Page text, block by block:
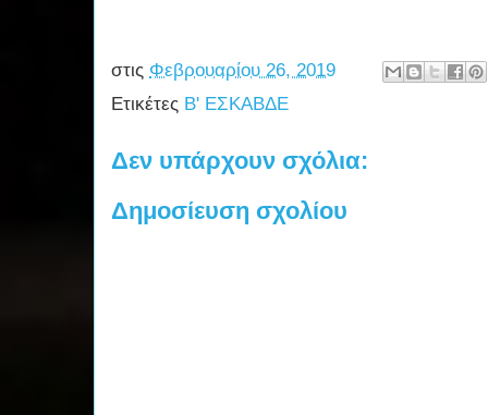
στις Φεβρουαρίου 26, 2019
Ετικέτες Β' ΕΣΚΑΒΔΕ
Δεν υπάρχουν σχόλια:
Δημοσίευση σχολίου